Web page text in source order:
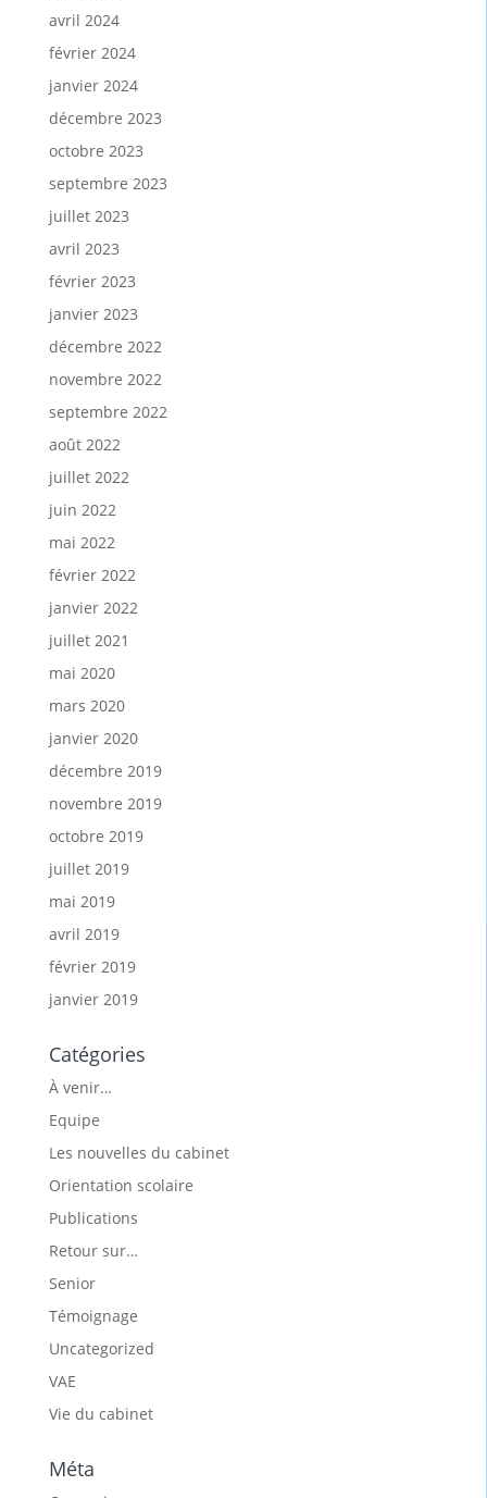
avril 2024
février 2024
janvier 2024
décembre 2023
octobre 2023
septembre 2023
juillet 2023
avril 2023
février 2023
janvier 2023
décembre 2022
novembre 2022
septembre 2022
août 2022
juillet 2022
juin 2022
mai 2022
février 2022
janvier 2022
juillet 2021
mai 2020
mars 2020
janvier 2020
décembre 2019
novembre 2019
octobre 2019
juillet 2019
mai 2019
avril 2019
février 2019
janvier 2019
Catégories
À venir…
Equipe
Les nouvelles du cabinet
Orientation scolaire
Publications
Retour sur…
Senior
Témoignage
Uncategorized
VAE
Vie du cabinet
Méta